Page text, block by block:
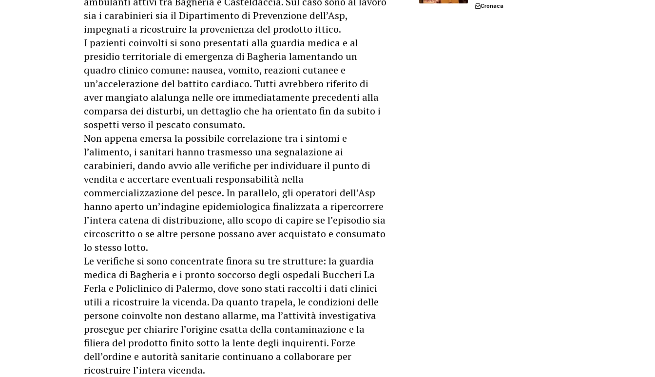
sia i carabinieri sia il Dipartimento di Prevenzione dell’Asp,
impegnati a ricostruire la provenienza del prodotto ittico.
I pazienti coinvolti si sono presentati alla guardia medica e al
presidio territoriale di emergenza di Bagheria lamentando un
quadro clinico comune: nausea, vomito, reazioni cutanee e
un’accelerazione del battito cardiaco. Tutti avrebbero riferito di
aver mangiato alalunga nelle ore immediatamente precedenti alla
comparsa dei disturbi, un dettaglio che ha orientato fin da subito i
sospetti verso il pescato consumato.
Non appena emersa la possibile correlazione tra i sintomi e
l’alimento, i sanitari hanno trasmesso una segnalazione ai
carabinieri, dando avvio alle verifiche per individuare il punto di
vendita e accertare eventuali responsabilità nella
commercializzazione del pesce. In parallelo, gli operatori dell’Asp
hanno aperto un’indagine epidemiologica finalizzata a ripercorrere
l’intera catena di distribuzione, allo scopo di capire se l’episodio sia
circoscritto o se altre persone possano aver acquistato e consumato
lo stesso lotto.
Le verifiche si sono concentrate finora su tre strutture: la guardia
medica di Bagheria e i pronto soccorso degli ospedali Buccheri La
Ferla e Policlinico di Palermo, dove sono stati raccolti i dati clinici
utili a ricostruire la vicenda. Da quanto trapela, le condizioni delle
persone coinvolte non destano allarme, ma l’attività investigativa
prosegue per chiarire l’origine esatta della contaminazione e la
filiera del prodotto finito sotto la lente degli inquirenti. Forze
dell’ordine e autorità sanitarie continuano a collaborare per
ricostruire l’intera vicenda.
Cronaca